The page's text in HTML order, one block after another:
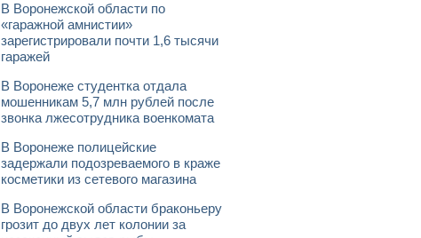
В Воронежской области по
«гаражной амнистии»
зарегистрировали почти 1,6 тысячи
гаражей
В Воронеже студентка отдала
мошенникам 5,7 млн рублей после
звонка лжесотрудника военкомата
В Воронеже полицейские
задержали подозреваемого в краже
косметики из сетевого магазина
В Воронежской области браконьеру
грозит до двух лет колонии за